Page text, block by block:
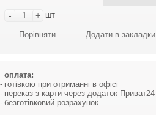
- + шт
Порівняти Додати в закладки
оплата:
готівкою при отриманні в офісі
переказ з карти через додаток Приват24
безготівковий розрахунок